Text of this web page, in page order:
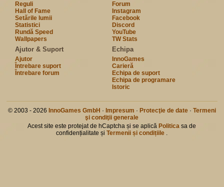
Reguli
Hall of Fame
Setările lumii
Statistici
Rundă Speed
Wallpapers
Forum
Instagram
Facebook
Discord
YouTube
TW Stats
Ajutor & Suport
Ajutor
Întrebare suport
Întrebare forum
Echipa
InnoGames
Carieră
Echipa de suport
Echipa de programare
Istoric
© 2003 - 2026 InnoGames GmbH · Impresum · Protecţie de date· Termeni
şi condiţii generale
Acest site este protejat de hCaptcha și se aplică Politica sa de
confidențialitate șiTermenii și condițiile .